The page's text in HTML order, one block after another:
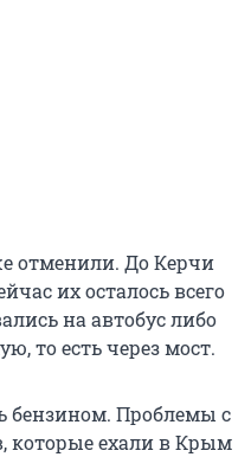
отменили. До Керчи
их осталось всего
на автобус либо
то есть через мост.
бензином. Проблемы с
которые ехали в Крым